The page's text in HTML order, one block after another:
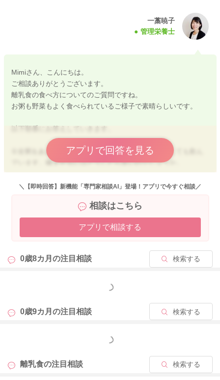
一藁暁子
管理栄養士
Mimiさん、こんにちは。
ご相談ありがとうございます。
離乳食の食べ方についてのご質問ですね。
お粥も野菜もよく食べられているご様子で素晴らしいです。
以下順番にお答えしていきます。
①全粥をあまり噛まずに飲み込みます。麺やパンにしても飲ん
でいます。噛ませるにはどうしたら良いのでしょうか。
⇒あまり噛まずに飲み込んでいるのはお粥や麺、パンなどで、
もし、他の食材では噛んで食べられているご様子であれば、月
齢相応の噛む力はついているかと思われるので、水分が多いメ
お粥などの主食の水分量を少しだけ減らして、咀嚼を促してあ
げると良いかと思います。
また、一口量が多すぎても、口の中で舌を動かすスペースを確
のせる一口量をあまり多くしすぎないように気を付けてあげて
②野菜は掴み食べを中心にしていますが、手にしたものを口に
詰め込み、喉に詰まらせることが多いです。掴み食べは子ども
アプリで回答を見る
＼【即時回答】新機能「専門家相談AI」登場！アプリで今すぐ相談／
相談はこちら
アプリで相談する
0歳8カ月の注目相談 検索する
もっと見る
0歳9カ月の注目相談 検索する
もっと見る
離乳食の注目相談 検索する